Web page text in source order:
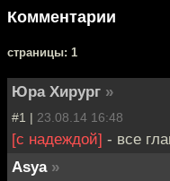
Комментарии
cтраницы: 1
Юра Хирург »
#1 | 23.08.14 16:48
[с надеждой] - все
Asya »